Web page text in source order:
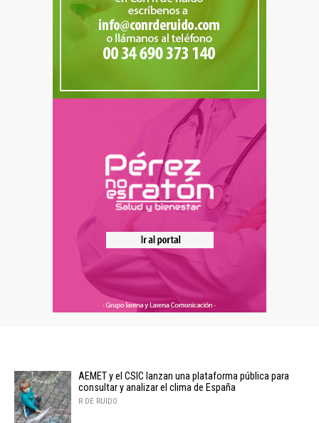
AEMET y el CSIC lanzan una plataforma pública para
consultar y analizar el clima de España
R DE RUIDO